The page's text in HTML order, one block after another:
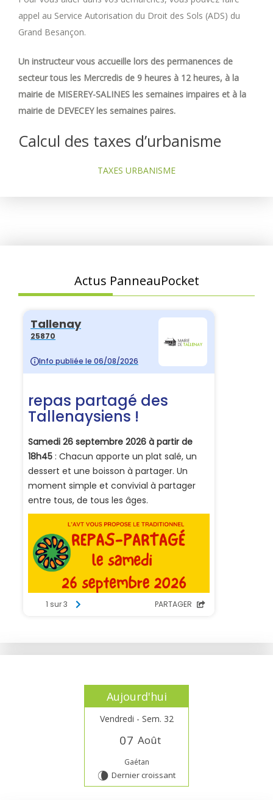
appel au Service Autorisation du Droit des Sols (ADS) du
Grand Besançon.
Un instructeur vous accueille lors des permanences de
secteur tous les Mercredis de 9 heures à 12 heures, à la
mairie de MISEREY-SALINES les semaines impaires et à la
mairie de DEVECEY les semaines paires.
Calcul des taxes d’urbanisme
TAXES URBANISME
Actus PanneauPocket
Aujourd'hui
Vendredi - Sem. 32
07 Août
Gaétan
V Dernier croissant